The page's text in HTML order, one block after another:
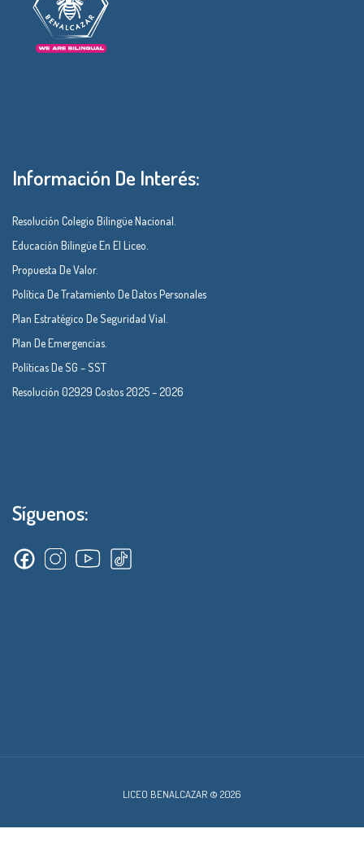
Información De Interés:
Resolución Colegio Bilingüe Nacional.
Educación Bilingüe En El Liceo.
Propuesta De Valor.
Política De Tratamiento De Datos Personales
Plan Estratégico De Seguridad Vial.
Plan De Emergencias.
Políticas De SG – SST
Resolución 02929 Costos 2025 – 2026
Síguenos:
LICEO BENALCAZAR © 2026